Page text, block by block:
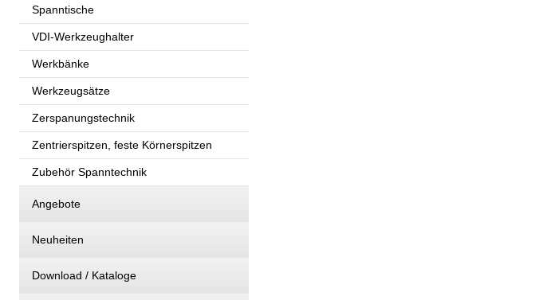
Spanntische
VDI-Werkzeughalter
Werkbänke
Werkzeugsätze
Zerspanungstechnik
Zentrierspitzen, feste Körnerspitzen
Zubehör Spanntechnik
Angebote
Neuheiten
Download / Kataloge